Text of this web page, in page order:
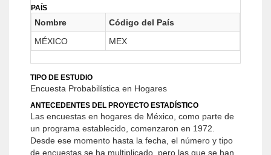
PAÍS
Nombre
Código del País
MÉXICO
MEX
TIPO DE ESTUDIO
Encuesta Probabilística en Hogares
ANTECEDENTES DEL PROYECTO ESTADÍSTICO
Las encuestas en hogares de México, como parte de
un programa establecido, comenzaron en 1972.
Desde ese momento hasta la fecha, el número y tipo
de encuestas se ha multiplicado, pero las que se han